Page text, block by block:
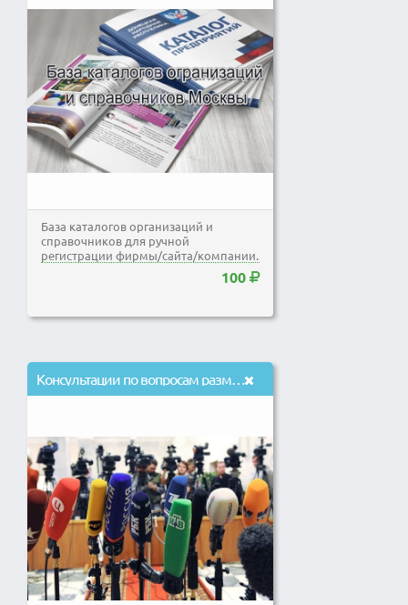
База каталогов организаций и
справочников для ручной
регистрации фирмы/сайта/компании.
Регистрация на данных ресурсах...100
Консультации по вопросам размещения материалов в федеральных и региональных СМИ